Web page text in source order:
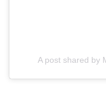
A post shared by